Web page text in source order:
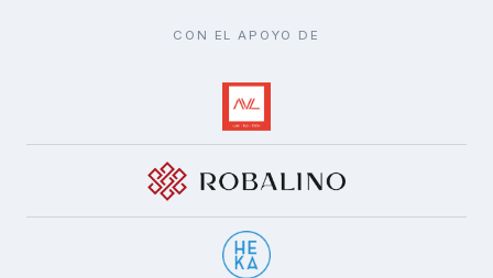
CON EL APOYO DE